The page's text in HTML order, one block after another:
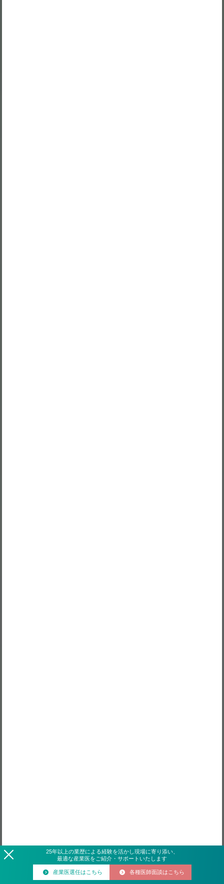
25年以上の業歴による経験を活かし現場に寄り添い、
最適な産業医をご紹介・サポートいたします
産業医選任はこちら 各種医師面談はこちら